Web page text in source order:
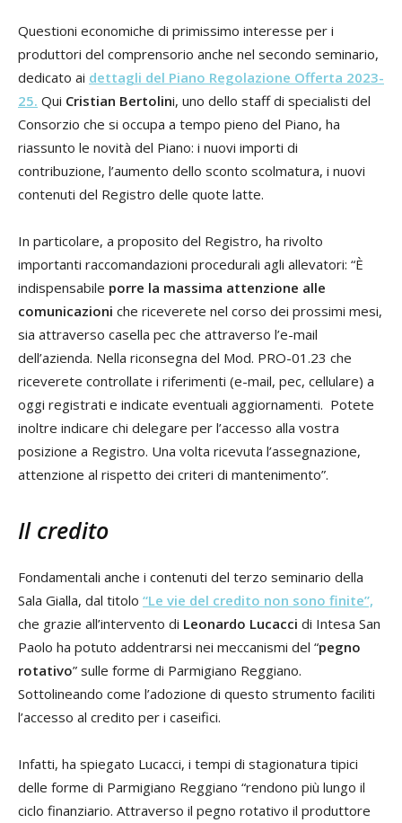
Questioni economiche di primissimo interesse per i
produttori del comprensorio anche nel secondo seminario,
dedicato ai dettagli del Piano Regolazione Offerta 2023-
25. Qui Cristian Bertolini, uno dello staff di specialisti del
Consorzio che si occupa a tempo pieno del Piano, ha
riassunto le novità del Piano: i nuovi importi di
contribuzione, l’aumento dello sconto scolmatura, i nuovi
contenuti del Registro delle quote latte.
In particolare, a proposito del Registro, ha rivolto
importanti raccomandazioni procedurali agli allevatori: “È
indispensabile porre la massima attenzione alle
comunicazioni che riceverete nel corso dei prossimi mesi,
sia attraverso casella pec che attraverso l’e-mail
dell’azienda. Nella riconsegna del Mod. PRO-01.23 che
riceverete controllate i riferimenti (e-mail, pec, cellulare) a
oggi registrati e indicate eventuali aggiornamenti. Potete
inoltre indicare chi delegare per l’accesso alla vostra
posizione a Registro. Una volta ricevuta l’assegnazione,
attenzione al rispetto dei criteri di mantenimento”.
Il credito
Fondamentali anche i contenuti del terzo seminario della
Sala Gialla, dal titolo “Le vie del credito non sono finite”,
che grazie all’intervento di Leonardo Lucacci di Intesa San
Paolo ha potuto addentrarsi nei meccanismi del “pegno
rotativo” sulle forme di Parmigiano Reggiano.
Sottolineando come l’adozione di questo strumento faciliti
l’accesso al credito per i caseifici.
Infatti, ha spiegato Lucacci, i tempi di stagionatura tipici
delle forme di Parmigiano Reggiano “rendono più lungo il
ciclo finanziario. Attraverso il pegno rotativo il produttore